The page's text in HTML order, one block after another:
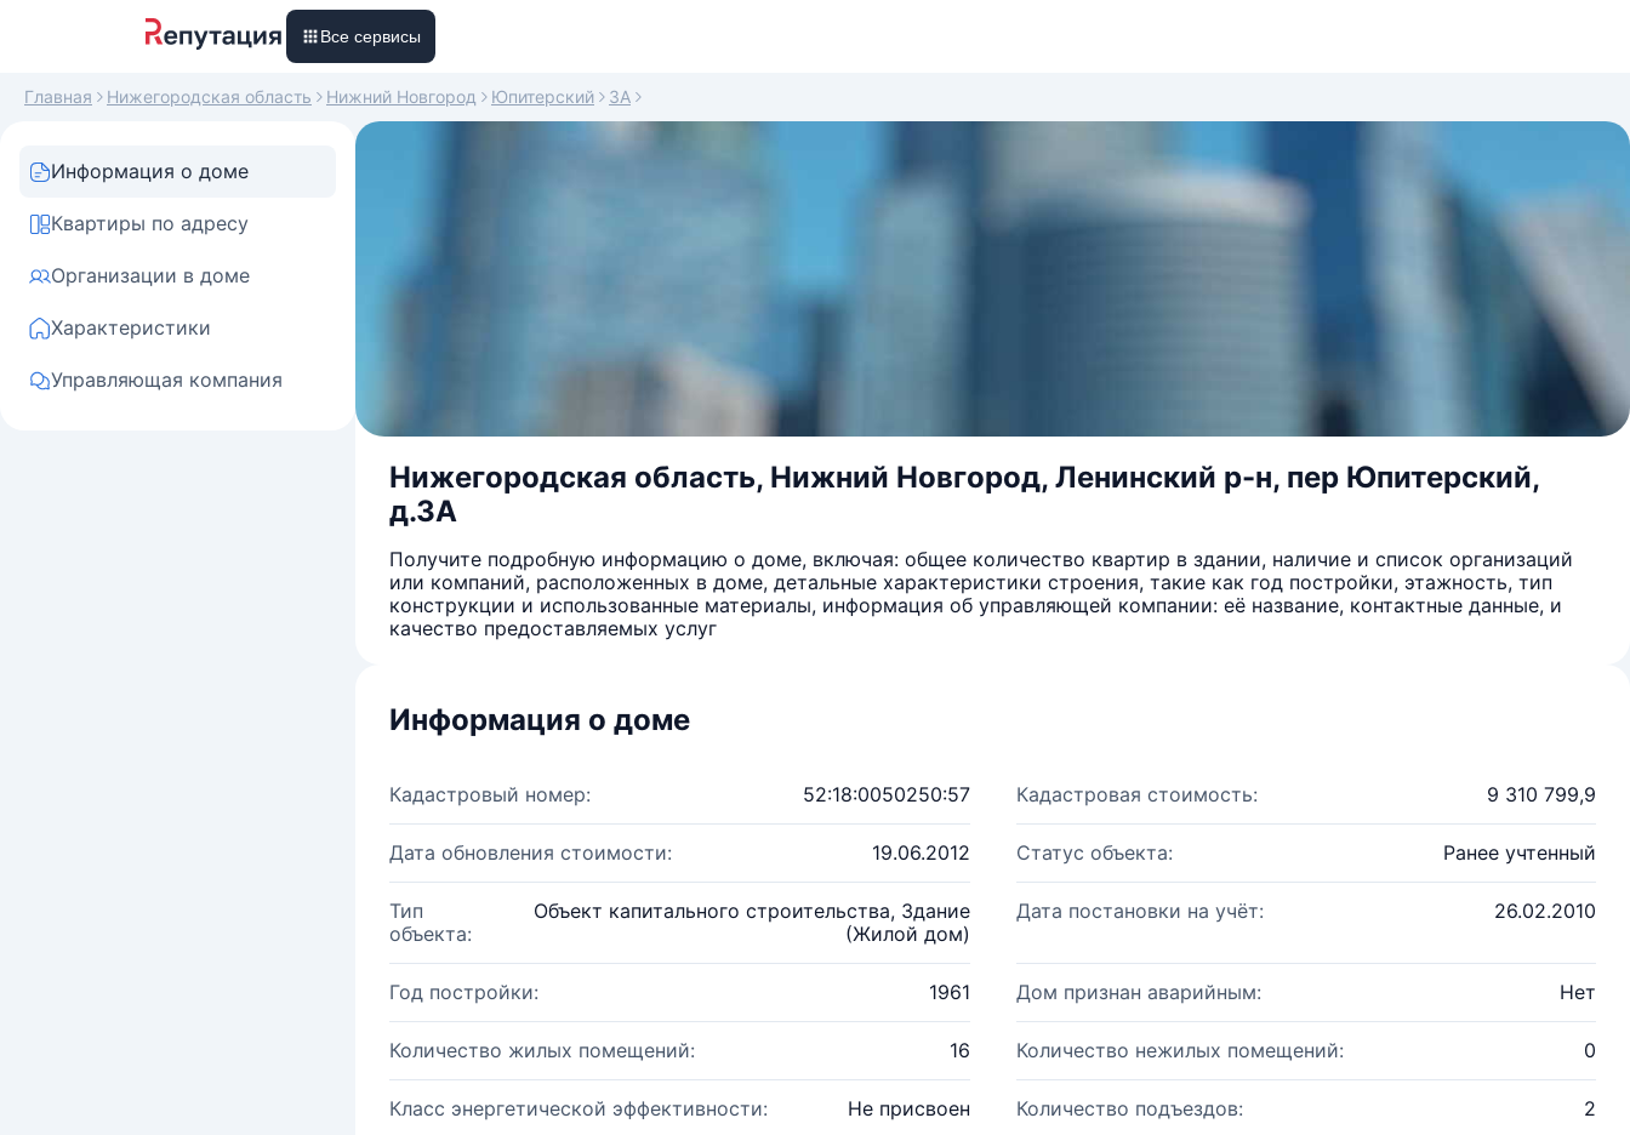
Все сервисы
Главная Нижегородская область Нижний Новгород Юпитерский 3А
Информация о доме
Квартиры по адресу
Организации в доме
Характеристики
Управляющая компания
Нижегородская область, Нижний Новгород, Ленинский р-н, пер Юпитерский,
д.3А
Получите подробную информацию о доме, включая: общее количество квартир в здании, наличие и список организаций
или компаний, расположенных в доме, детальные характеристики строения, такие как год постройки, этажность, тип
конструкции и использованные материалы, информация об управляющей компании: её название, контактные данные, и
качество предоставляемых услуг
Информация о доме
Кадастровый номер: 52:18:0050250:57 Кадастровая стоимость: 9 310 799,9
Дата обновления стоимости: 19.06.2012 Статус объекта: Ранее учтенный
Тип
объекта:
Объект капитального строительства, Здание
(Жилой дом)
Дата постановки на учёт: 26.02.2010
Год постройки: 1961 Дом признан аварийным: Нет
Количество жилых помещений: 16 Количество нежилых помещений: 0
Класс энергетической эффективности: Не присвоен Количество подъездов: 2